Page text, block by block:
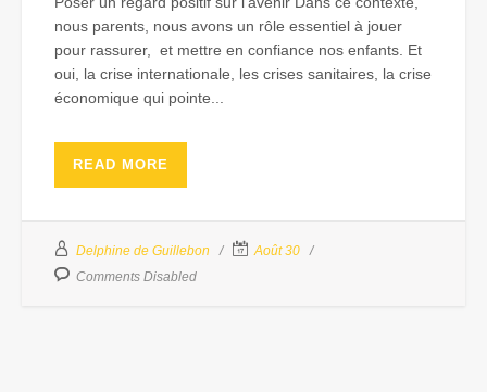
nous parents, nous avons un rôle essentiel à jouer
pour rassurer, et mettre en confiance nos enfants. Et
oui, la crise internationale, les crises sanitaires, la crise
économique qui pointe...
READ MORE
Delphine de Guillebon
Août 30
Comments Disabled